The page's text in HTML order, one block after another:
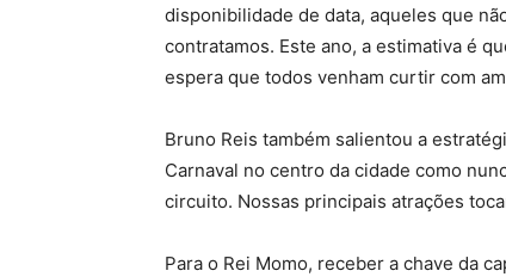
disponibilidade de data, aqueles que
contratamos. Este ano, a estimativa é
espera que todos venham curtir com
Bruno Reis também salientou a
Carnaval no centro da cidade como
circuito. Nossas principais atrações
Para o Rei Momo, receber a chave da